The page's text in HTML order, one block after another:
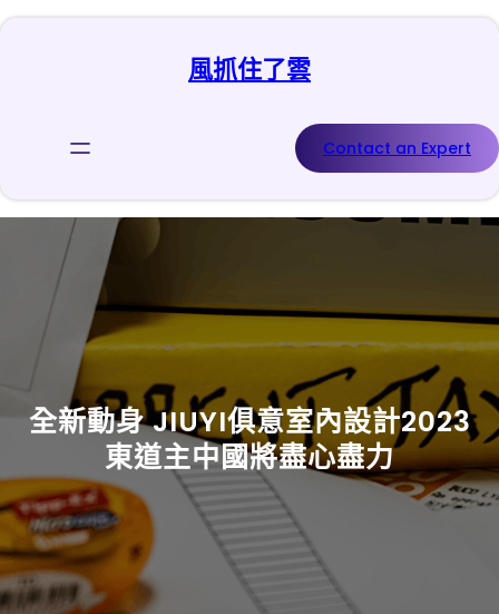
跳
風抓住了雲
Contact an Expert
全新動身 JIUYI俱意室內設計2023
東道主中國將盡心盡力